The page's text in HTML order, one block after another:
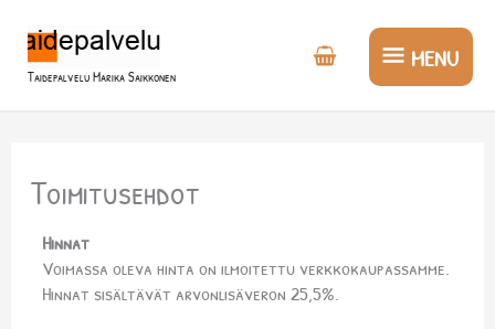
sisältöön
Taidepalvelu Marika Saikkonen
MENU
MENU
Toimitusehdot
Hinnat
Voimassa oleva hinta on ilmoitettu verkkokaupassamme.
Hinnat sisältävät arvonlisäveron 25,5%.